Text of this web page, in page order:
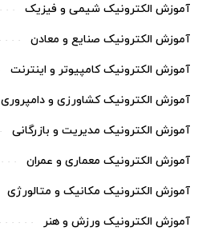
آموزش الکترونیک شیمی و فیزیک
آموزش الکترونیک صنایع و معادن
آموزش الکترونیک کامپیوتر و اینترنت
آموزش الکترونیک کشاورزی و دامپروری
آموزش الکترونیک مدیریت و بازرگانی
آموزش الکترونیک معماری و عمران
آموزش الکترونیک مکانیک و متالورژی
آموزش الکترونیک ورزش و هنر